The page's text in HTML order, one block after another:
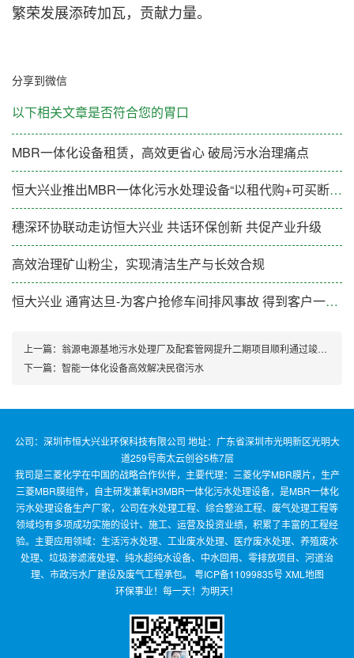
繁荣发展添砖加瓦，贡献力量。
分享到微信
以下相关文章是否符合您的胃口
MBR一体化设备租赁，高效更省心 破局污水治理痛点
恒大兴业推出MBR一体化污水处理设备“以租代购+可买断”新模式
穗深环协联动走访恒大兴业 共话环保创新 共促产业升级
高效治理矿山粉尘，实现清洁生产与长效合规
恒大兴业 通宵达旦-为客户抢修车间排风事故 得到客户一致好评
上一篇： 翁源电源基地污水处理厂及配套管网提升二期项目顺利通过竣工验收
下一篇： 智能一体化设备高效解决民宿污水
公司：深圳市恒大兴业环保科技有限公司 地址：广东省深圳市光明新区光明大
道259号南太云创谷5栋7层
我司是三菱化学在中国的战略合作伙伴，主要代理：三菱化学MBR膜片，生产
三菱MBR膜组件，自主研发兼氧H3MBR一体化污水处理设备，是MBR一体化
污水处理设备生产厂家，公司在水处理工程、综合整治工程、废气处理工程等
领域均有多项成功实施的设计、施工、运营及投资业绩，积累了丰富的工程经
验。主要应用领域：生活污水处理、工业废水处理、医疗废水处理、养殖废水
处理、垃圾渗滤液处理、纯水超纯水设备、中水回用、零排放项目、河道治
理、市政污水厂建设及废气工程承包。 粤ICP备11099835号 XML地图
环保事业！每一天！为明天！